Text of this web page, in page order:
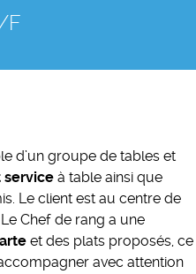
F
d’un groupe de tables et
service à table ainsi que
Le client est au centre de
Chef de rang a une
et des plats proposés, ce
avec attention